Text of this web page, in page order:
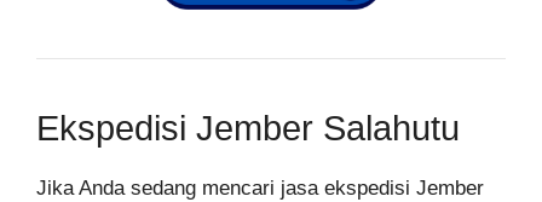
Ekspedisi Jember Salahutu
Jika Anda sedang mencari jasa ekspedisi Jember